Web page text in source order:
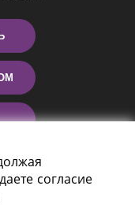
согласие